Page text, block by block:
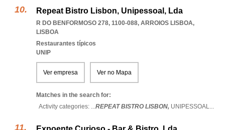
Repeat Bistro Lisbon, Unipessoal, Lda
R DO BENFORMOSO 278, 1100-088, ARROIOS LISBOA,
LISBOA
Restaurantes típicos
UNIP
Ver empresa Ver no Mapa
Matches in the search for:
Activity categories: ...REPEAT BISTRO LISBON, UNIPESSOAL...